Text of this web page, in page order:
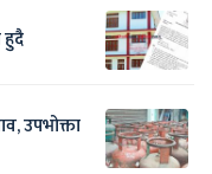
हुदै
उपभोक्ता